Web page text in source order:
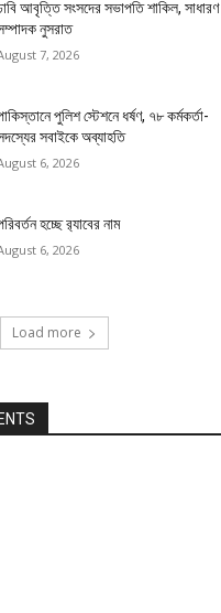
আবৃত্তি সংসদের সভাপতি শাকিল, সাধারণ
নুসরাত
7, 2026
পুলিশ স্টেশনে ধর্ষণ, ৭৮ কর্মকর্তা-
সবাইকে অব্যাহতি
6, 2026
হচ্ছে র‌্যাবের নাম
6, 2026
Load more